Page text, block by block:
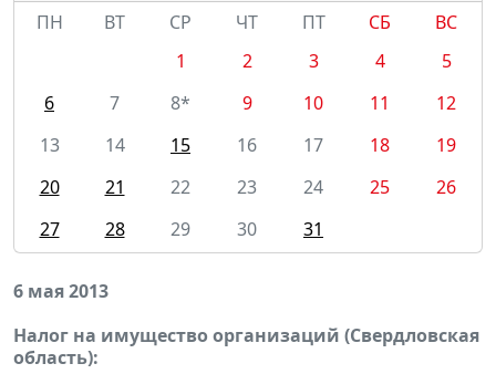
ПН
ВТ СР ЧТ ПТ СБ
ВС
1
2 3 4
5
6
7 8* 9 10 11
12
13
14 15 16 17 18
19
20
21 22 23 24 25
26
27
28 29 30 31
6 мая 2013
Налог на имущество организаций (Свердловская
область):